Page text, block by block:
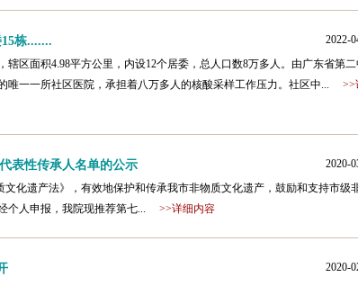
栋.......
2022-
辖区面积4.98平方公里，内设12个居委，总人口数8万多人。由广东省第二
唯一一所社区医院，承担着八万多人的核酸采样工作压力。社区中... >>
表性传承人名单的公示
2020-
遗产法》，有效地保护和传承我市非物质文化遗产，鼓励和支持市级
个人申报，我院现推荐第七... >>详细内容
2020-